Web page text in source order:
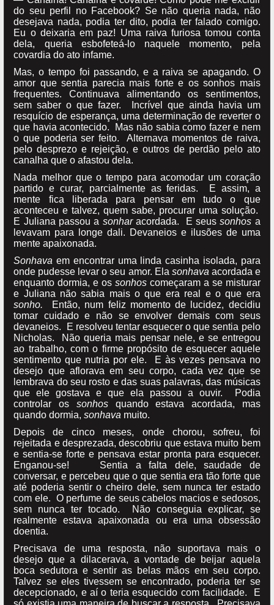
do seu perfil no Facebook? Se não queria nada, não
desejava nada, podia ter dito, podia ter falado comigo.
Eu o deixaria em paz! Uma raiva furiosa tomou conta
dela, queria esbofeteá-lo naquele momento, pela
covardia do ato infame.
Mas, o tempo foi passando, e a raiva se apagando. O
amor que sentia parecia mais forte e os sonhos mais
frequentes. Continuava alimentando os sentimentos,
sem saber o que fazer. Incrível que ainda havia um
resquício de esperança, uma determinação de reverter o
que havia acontecido. Mas não sabia como fazer e nem
o que poderia ser feito. Alternava momentos de raiva,
pelo desprezo e rejeição, e outros de perdão pelo ato
canalha que o afastou dela.
Nada melhor que o tempo para acomodar um coração
partido e curar, parcialmente as feridas. E assim, a
mente fica liberada para pensar em tudo o que
aconteceu e talvez, quem sabe, procurar uma solução.
E Juliana passou a sonharacordada. E seussonhos a
levavam para longe dali. Devaneios e ilusões de uma
mente apaixonada.
Sonhava em encontrar uma linda casinha isolada, para
onde pudesse levar o seu amor. Ela sonhava acordada e
enquanto dormia, e os sonhos começaram a se misturar
e Juliana não sabia mais o que era real e o que era
sonho. Então, num feliz momento de lucidez, decidiu
tomar cuidado e não se envolver demais com seus
devaneios. E resolveu tentar esquecer o que sentia pelo
Nicholas. Não queria mais pensar nele, e se entregou
ao trabalho, com o firme propósito de esquecer aquele
sentimento que nutria por ele. E às vezes pensava no
desejo que aflorava em seu corpo, cada vez que se
lembrava do seu rosto e das suas palavras, das músicas
que ele gostava e que ela passou a ouvir. Podia
controlar os sonhosquando estava acordada, mas
quando dormia,sonhava muito.
Depois de cinco meses, onde chorou, sofreu, foi
rejeitada e desprezada, descobriu que estava muito bem
e sentia-se forte e pensava estar pronta para esquecer.
Enganou-se! Sentia a falta dele, saudade de
conversar, e percebeu que o que sentia era tão forte que
até poderia sentir o cheiro dele, sem nunca ter estado
com ele. O perfume de seus cabelos macios e sedosos,
sem nunca ter tocado. Não conseguia explicar, se
realmente estava apaixonada ou era uma obsessão
doentia.
Precisava de uma resposta, não suportava mais o
desejo que a dilacerava, a vontade de beijar aquela
boca sedutora e sentir as belas mãos em seu corpo.
Talvez se eles tivessem se encontrado, poderia ter se
decepcionado, e aí o teria esquecido com facilidade. E